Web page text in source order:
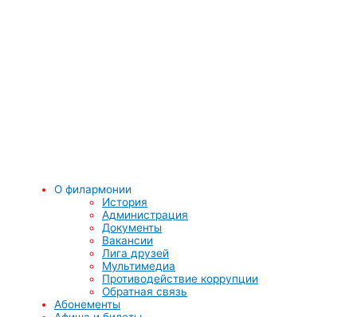
О филармонии
История
Администрация
Документы
Вакансии
Лига друзей
Мультимедиа
Противодействие коррупции
Обратная связь
Абонементы